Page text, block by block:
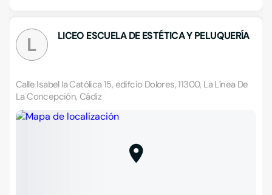
L LICEO ESCUELA DE ESTÉTICA Y PELUQUERÍA
Calle Isabel la Católica 15, edifcio Dolores, 11300, La Línea De
La Concepción, Cádiz